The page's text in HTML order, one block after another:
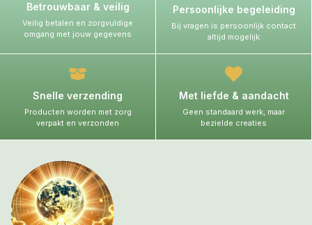
Betrouwbaar & veilig
Veilig betalen en zorgvuldige
omgang met jouw gegevens
Persoonlijke begeleiding
Bij vragen is persoonlijk contact
altijd mogelijk
Snelle verzending
Producten worden met zorg
verpakt en verzonden
Met liefde & aandacht
Geen standaard werk, maar
bezielde creaties